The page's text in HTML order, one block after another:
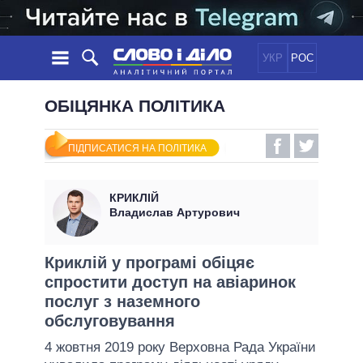
УКР РОС
НОВИНИ
СТРІЧКА
ПОДІЇ
ДУМКИ
ОГЛЯДИ
ДАЙДЖЕСТИ
ПОЛІТИКА
ЕКОНОМІКА
СВІТ
ОБIЦЯНКИ
УСІ ПОЛІТИКИ
ПРЕЗИДЕНТ І ОФІС
ВЕРХОВНА РАДА
КАБІНЕТ МІНІСТРІВ
ГОЛОВИ ОБЛАДМІНІСТРАЦІЙ
МЕРИ МІСТ
ВСІ ПЕРСОНИ
ІНФОГРАФІКА
ПІДТРИМАТИ
ПОРІВНЯННЯ ПОЛІТИКІВ
ОБІЦЯНКА ПОЛІТИКА
ПІДПИСАТИСЯ НА ПОЛІТИКА
КРИКЛІЙ
Владислав Артурович
Криклій у програмі обіцяє
спростити доступ на авіаринок
послуг з наземного
обслуговування
4 жовтня 2019 року Верховна Рада України